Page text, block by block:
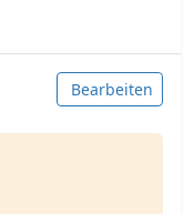
Bearbeiten